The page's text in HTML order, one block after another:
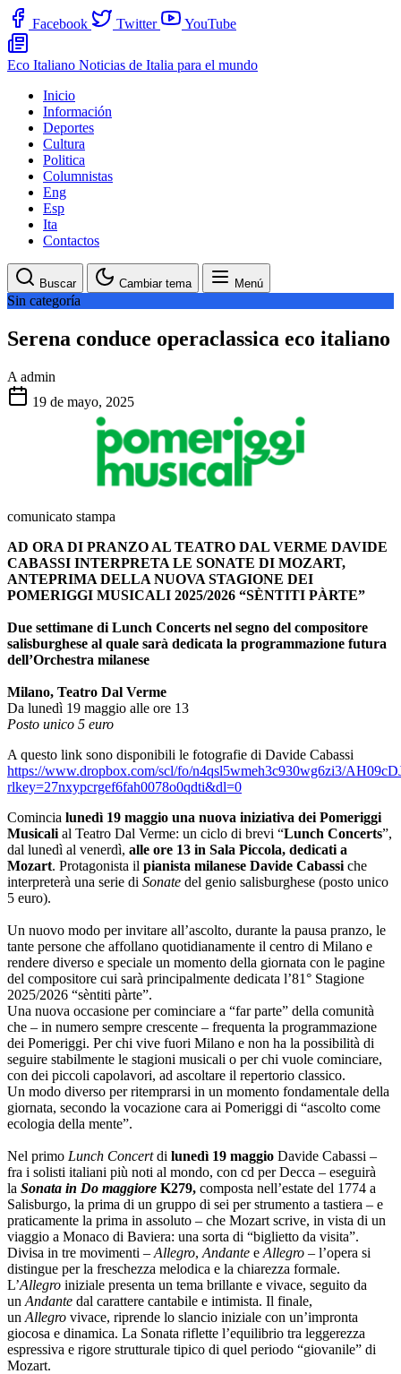
Facebook Twitter YouTube
Eco Italiano Noticias de Italia para el mundo
Inicio
Información
Deportes
Cultura
Politica
Columnistas
Eng
Esp
Ita
Contactos
Buscar Cambiar tema Menú
Sin categoría
Serena conduce operaclassica eco italiano
A admin
19 de mayo, 2025
comunicato stampa
AD ORA DI PRANZO AL TEATRO DAL VERME DAVIDE
CABASSI INTERPRETA LE SONATE DI MOZART,
ANTEPRIMA DELLA NUOVA STAGIONE DEI
POMERIGGI MUSICALI 2025/2026 “SÈNTITI PÀRTE”
Due settimane di Lunch Concerts nel segno del compositore
salisburghese al quale sarà dedicata la programmazione futura
dell’Orchestra milanese
Milano, Teatro Dal Verme
Da lunedì 19 maggio alle ore 13
Posto unico 5 euro
A questo link sono disponibili le fotografie di Davide Cabassi
https://www.dropbox.com/scl/fo/n4qsl5wmeh3c930wg6zi3/
rlkey=27nxypcrgef6fah0078o0qdti&dl=0
Comincia lunedì 19 maggio una nuova iniziativa dei Pomeriggi
Musicali al Teatro Dal Verme: un ciclo di brevi “Lunch Concerts”,
dal lunedì al venerdì, alle ore 13 in Sala Piccola, dedicati a
Mozart. Protagonista il pianista milanese Davide Cabassi che
interpreterà una serie di Sonate del genio salisburghese (posto unico
5 euro).
Un nuovo modo per invitare all’ascolto, durante la pausa pranzo, le
tante persone che affollano quotidianamente il centro di Milano e
rendere diverso e speciale un momento della giornata con le pagine
del compositore cui sarà principalmente dedicata l’81° Stagione
2025/2026 “sèntiti pàrte”.
Una nuova occasione per cominciare a “far parte” della comunità
che – in numero sempre crescente – frequenta la programmazione
dei Pomeriggi. Per chi vive fuori Milano e non ha la possibilità di
seguire stabilmente le stagioni musicali o per chi vuole cominciare,
con dei piccoli capolavori, ad ascoltare il repertorio classico.
Un modo diverso per ritemprarsi in un momento fondamentale della
giornata, secondo la vocazione cara ai Pomeriggi di “ascolto come
ecologia della mente”.
Nel primo Lunch Concertdi lunedì 19 maggio Davide Cabassi –
fra i solisti italiani più noti al mondo, con cd per Decca – eseguirà
la Sonata in Do maggiore K279, composta nell’estate del 1774 a
Salisburgo, la prima di un gruppo di sei per strumento a tastiera – e
praticamente la prima in assoluto – che Mozart scrive, in vista di un
viaggio a Monaco di Baviera: una sorta di “biglietto da visita”.
Divisa in tre movimenti – Allegro, Andante e Allegro – l’opera si
distingue per la freschezza melodica e la chiarezza formale.
L’Allegro iniziale presenta un tema brillante e vivace, seguito da
un Andante dal carattere cantabile e intimista. Il finale,
un Allegro vivace, riprende lo slancio iniziale con un’impronta
giocosa e dinamica. La Sonata riflette l’equilibrio tra leggerezza
espressiva e rigore strutturale tipico di quel periodo “giovanile” di
Mozart.